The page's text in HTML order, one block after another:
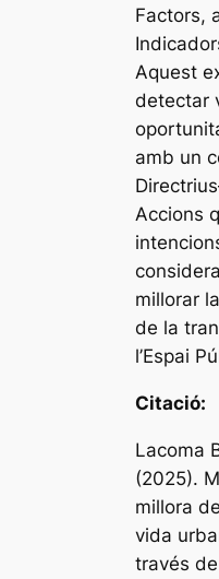
Factors,
Aquest
detectar
amb un
Accions
millorar
de la
l’Espai
Citació:
Lacoma
(2025).
millora
vida
través